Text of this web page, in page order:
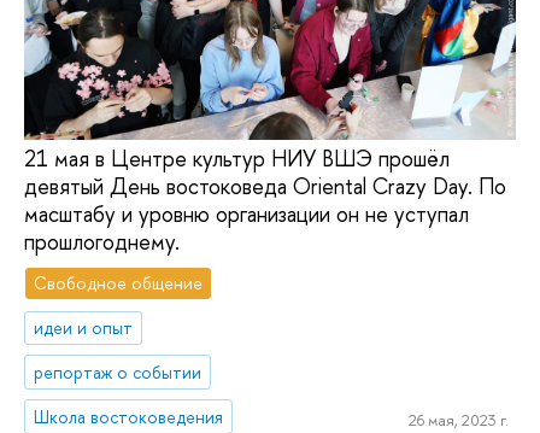
21 мая в Центре культур НИУ ВШЭ прошёл
девятый День востоковеда Oriental Crazy Day. По
масштабу и уровню организации он не уступал
прошлогоднему.
Свободное общение
идеи и опыт
репортаж о событии
Школа востоковедения
26 мая, 2023 г.